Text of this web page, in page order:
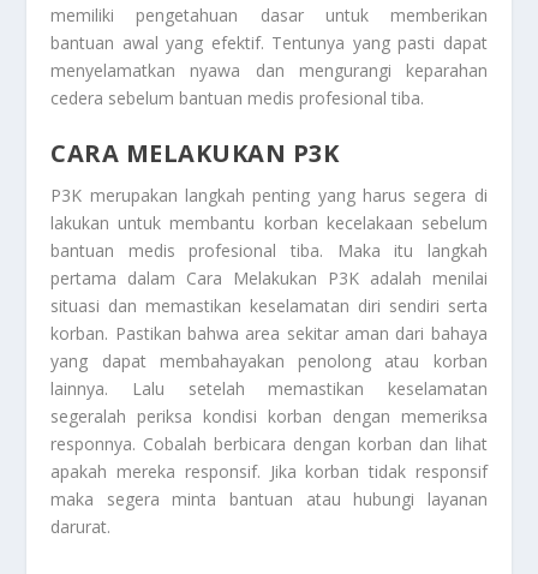
memiliki pengetahuan dasar untuk memberikan
bantuan awal yang efektif. Tentunya yang pasti dapat
menyelamatkan nyawa dan mengurangi keparahan
cedera sebelum bantuan medis profesional tiba.
CARA MELAKUKAN P3K
P3K merupakan langkah penting yang harus segera di
lakukan untuk membantu korban kecelakaan sebelum
bantuan medis profesional tiba. Maka itu langkah
pertama dalam Cara Melakukan P3Kadalah menilai
situasi dan memastikan keselamatan diri sendiri serta
korban. Pastikan bahwa area sekitar aman dari bahaya
yang dapat membahayakan penolong atau korban
lainnya. Lalu setelah memastikan keselamatan
segeralah periksa kondisi korban dengan memeriksa
responnya. Cobalah berbicara dengan korban dan lihat
apakah mereka responsif. Jika korban tidak responsif
maka segera minta bantuan atau hubungi layanan
darurat.